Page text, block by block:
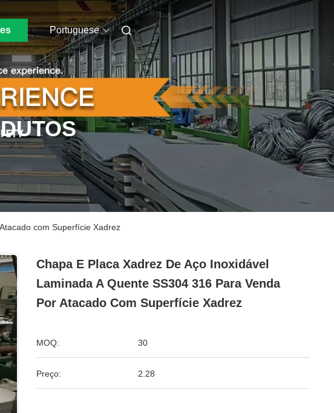
Portuguese
com Superfície Xadrez
Chapa E Placa Xadrez De Aço Inoxidável
Laminada A Quente SS304 316 Para Venda
Por Atacado Com Superfície Xadrez
MOQ: 30
Preço: 2.28